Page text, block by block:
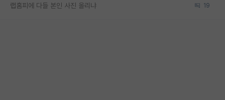
랩홈피에 다들 본인 사진 올리냐 19